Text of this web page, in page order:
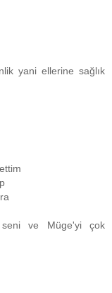
yani ellerine sağlık
seni ve Müge'yi çok